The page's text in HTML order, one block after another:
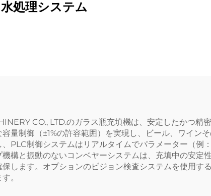
水処理システム
CO., LTD.のガラス瓶充填機は、安定したかつ精
量制御（±1%の許容範囲）を実現し、ビール、ワイン
PLC制御システムはリアルタイムでパラメーター（例
構と振動のないコンベヤーシステムは、充填中の安定
します。オプションのビジョン検査システムを使用す
。